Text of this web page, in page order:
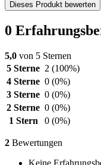
Dieses Produkt bewerten
0
5,0 von 5 Sternen
5 Sterne 2 (100%)
4 Sterne 0 (0%)
3 Sterne 0 (0%)
2 Sterne 0 (0%)
1 Stern
0 (0%)
2 Bewertungen
Keine